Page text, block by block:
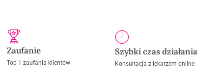
Zaufanie
Top 1 zaufania klientów
Szybki czas działania
Konsultacja z lekarzem online